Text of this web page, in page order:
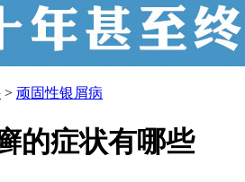
> 顽固性银屑病
的症状有哪些